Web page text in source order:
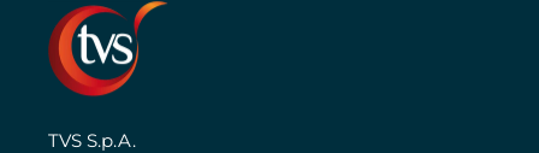
TVS S.p.A.